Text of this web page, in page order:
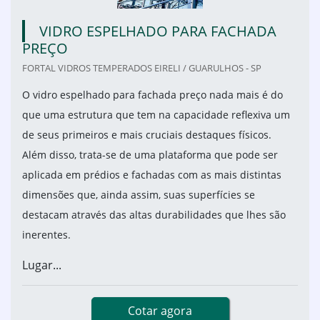
VIDRO ESPELHADO PARA FACHADA
PREÇO
FORTAL VIDROS TEMPERADOS EIRELI / GUARULHOS - SP
O vidro espelhado para fachada preço nada mais é do
que uma estrutura que tem na capacidade reflexiva um
de seus primeiros e mais cruciais destaques físicos.
Além disso, trata-se de uma plataforma que pode ser
aplicada em prédios e fachadas com as mais distintas
dimensões que, ainda assim, suas superfícies se
destacam através das altas durabilidades que lhes são
inerentes.
Lugar...
Cotar agora